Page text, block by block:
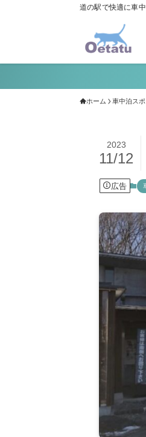
道の駅で快適に車
ホーム 車中泊スポ
2023
11/12
広告